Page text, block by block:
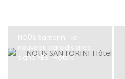
NOŪS Santorini : le
nouveau paradis grec
signé YES ! Hotels